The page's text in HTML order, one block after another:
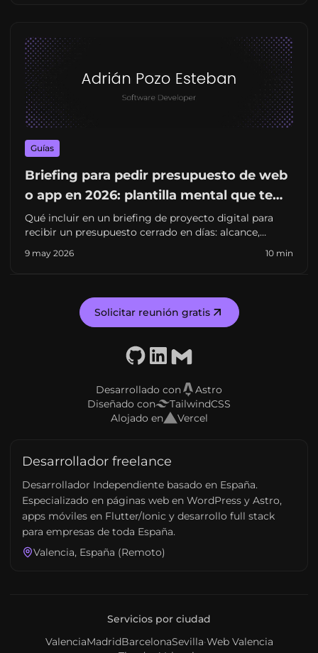
Guías
Briefing para pedir presupuesto de web
o app en 2026: plantilla mental que te
ahorra semanas (y sorpresas)
Qué incluir en un briefing de proyecto digital para
recibir un presupuesto cerrado en días: alcance,
que retrasan el arranque. Pensado para pymes y
9 may 2026 10 min
Solicitar reunión gratis
GitHubLinkedIn
Email
Desarrollado con
Astro
Diseñado con
TailwindCSS
Alojado en
Vercel
Desarrollador freelance
Desarrollador Independiente basado en España.
Especializado en páginas web en WordPress y Astro,
apps móviles en Flutter/Ionic y desarrollo full stack
para empresas de toda España.
Valencia, España (Remoto)
Servicios por ciudad
ValenciaMadridBarcelonaSevilla·Web Valencia